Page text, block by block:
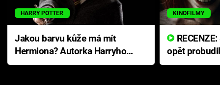
HARRY POTTER
Jakou barvu kůže má mít
Hermiona? Autorka Harryho
Pottera přišla s ráznou
KINOFILMY
opět
přichází s